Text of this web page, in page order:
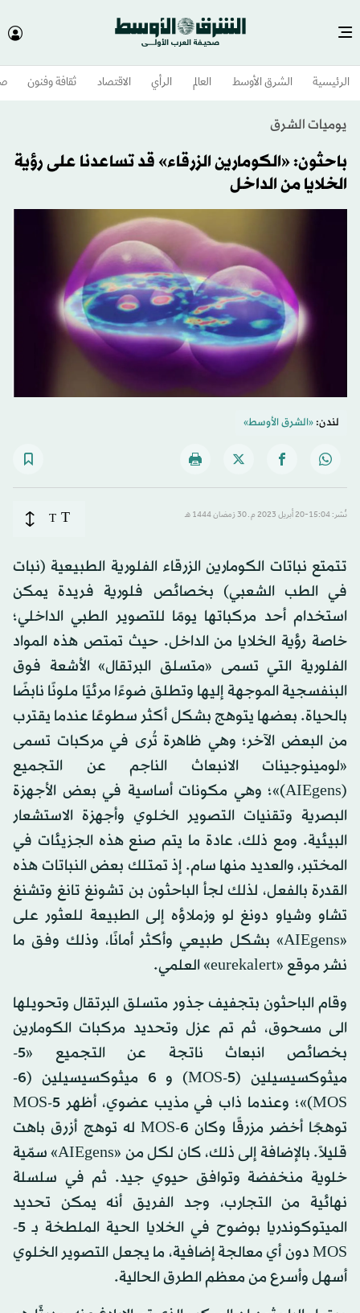
الرئيسية الشرق الأوسط​ العالم الرأي الاقتصاد ثقافة وفنون
يوميات الشرق
باحثون: «الكومارين الزرقاء» قد تساعدنا على رؤية
الخلايا من الداخل
لندن:«الشرق الأوسط»
نُشر: 15:04-20 أبريل 2023 م ـ 30 رَمضان 1444 هـ T
T
تتمتع نباتات الكومارين الزرقاء الفلورية الطبيعية (نبات
في الطب الشعبي) بخصائص فلورية فريدة يمكن
استخدام أحد مركباتها يومًا للتصوير الطبي الداخلي؛
خاصة رؤية الخلايا من الداخل. حيث تمتص هذه المواد
الفلورية التي تسمى «متسلق البرتقال» الأشعة فوق
البنفسجية الموجهة إليها وتطلق ضوءًا مرئيًا ملونًا نابضًا
بالحياة. بعضها يتوهج بشكل أكثر سطوعًا عندما يقترب
من البعض الآخر؛ وهي ظاهرة تُرى في مركبات تسمى
«لومينوجينات الانبعاث الناجم عن التجميع
(AIEgens)»؛ وهي مكونات أساسية في بعض الأجهزة
البصرية وتقنيات التصوير الخلوي وأجهزة الاستشعار
البيئية. ومع ذلك، عادة ما يتم صنع هذه الجزيئات في
المختبر، والعديد منها سام. إذ تمتلك بعض النباتات هذه
القدرة بالفعل، لذلك لجأ الباحثون بن تشونغ تانغ وتشنغ
تشاو وشياو دونغ لو وزملاؤه إلى الطبيعة للعثور على
«AIEgens» بشكل طبيعي وأكثر أمانًا، وذلك وفق ما
نشر موقع «eurekalert» العلمي.
وقام الباحثون بتجفيف جذور متسلق البرتقال وتحويلها
الى مسحوق، ثم تم عزل وتحديد مركبات الكومارين
بخصائص انبعاث ناتجة عن التجميع «5-
ميثوكسيسيلين (5-MOS) و 6 ميثوكسيسيلين (6-
MOS)»؛ وعندما ذاب في مذيب عضوي، أظهر 5-MOS
توهجًا أخضر مزرقًا وكان 6-MOS له توهج أزرق باهت
قليلاً. بالإضافة إلى ذلك، كان لكل من «AIEgens» سمّية
خلوية منخفضة وتوافق حيوي جيد. ثم في سلسلة
نهائية من التجارب، وجد الفريق أنه يمكن تحديد
الميتوكوندريا بوضوح في الخلايا الحية الملطخة بـ 5-
MOS دون أي معالجة إضافية، ما يجعل التصوير الخلوي
أسهل وأسرع من معظم الطرق الحالية.